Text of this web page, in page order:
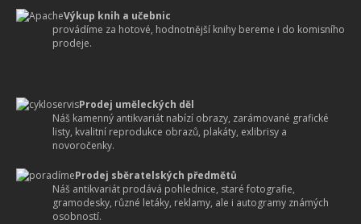
Výkup knih a učebnic
provádíme za hotové, hodnotnější knihy bereme i do komisního
prodeje.
Prodej uměleckých děl
Náš kamenný antikvariát nabízí obrazy, zarámované grafické
listy, kvalitní reprodukce obrazů, plakáty, exlibrisy a
novoročenky.
Prodej sběratelských předmětů
Náš antikvariát prodává pohlednice, staré fotografie,
gramodesky, různé letáky, reklamy, ale i autogramy známých
osobností.